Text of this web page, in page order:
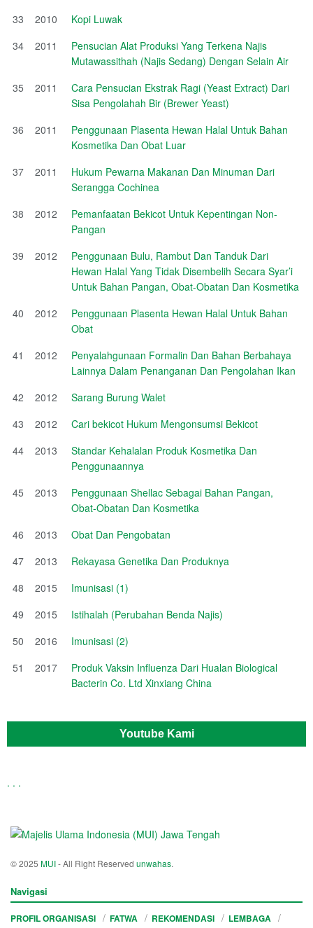
33
2010
Kopi Luwak
34
2011
Pensucian Alat Produksi Yang Terkena Najis
Mutawassithah (Najis Sedang) Dengan Selain Air
35
2011
Cara Pensucian Ekstrak Ragi (Yeast Extract) Dari
Sisa Pengolahah Bir (Brewer Yeast)
36
2011
Penggunaan Plasenta Hewan Halal Untuk Bahan
Kosmetika Dan Obat Luar
37
2011
Hukum Pewarna Makanan Dan Minuman Dari
Serangga Cochinea
38
2012
Pemanfaatan Bekicot Untuk Kepentingan Non-
Pangan
39
2012
Penggunaan Bulu, Rambut Dan Tanduk Dari
Hewan Halal Yang Tidak Disembelih Secara Syar’i
Untuk Bahan Pangan, Obat-Obatan Dan Kosmetika
40
2012
Penggunaan Plasenta Hewan Halal Untuk Bahan
Obat
41
2012
Penyalahgunaan Formalin Dan Bahan Berbahaya
Lainnya Dalam Penanganan Dan Pengolahan Ikan
42
2012
Sarang Burung Walet
43
2012
Cari bekicot Hukum Mengonsumsi Bekicot
44
2013
Standar Kehalalan Produk Kosmetika Dan
Penggunaannya
45
2013
Penggunaan Shellac Sebagai Bahan Pangan,
Obat-Obatan Dan Kosmetika
46
2013
Obat Dan Pengobatan
47
2013
Rekayasa Genetika Dan Produknya
48
2015
Imunisasi (1)
49
2015
Istihalah (Perubahan Benda Najis)
50
2016
Imunisasi (2)
51
2017
Produk Vaksin Influenza Dari Hualan Biological
Bacterin Co. Ltd Xinxiang China
Youtube Kami
. . .
© 2025 MUI- All Right Reserved unwahas.
Navigasi
PROFIL ORGANISASI FATWA REKOMENDASI
LEMBAGA